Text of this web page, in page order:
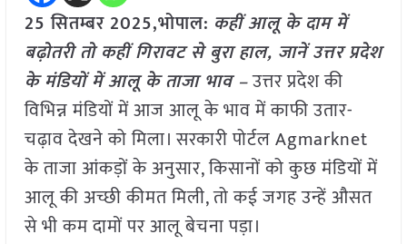
25 सितम्बर 2025,भोपाल: कहीं आलू के दाम में
बढ़ोतरी तो कहीं गिरावट से बुरा हाल, जानें उत्तर प्रदेश
के मंडियों में आलू के ताजा भाव –उत्तर प्रदेश की
विभिन्न मंडियों में आज आलू के भाव में काफी उतार-
चढ़ाव देखने को मिला। सरकारी पोर्टल Agmarknet
के ताजा आंकड़ों के अनुसार, किसानों को कुछ मंडियों में
आलू की अच्छी कीमत मिली, तो कई जगह उन्हें औसत
से भी कम दामों पर आलू बेचना पड़ा।